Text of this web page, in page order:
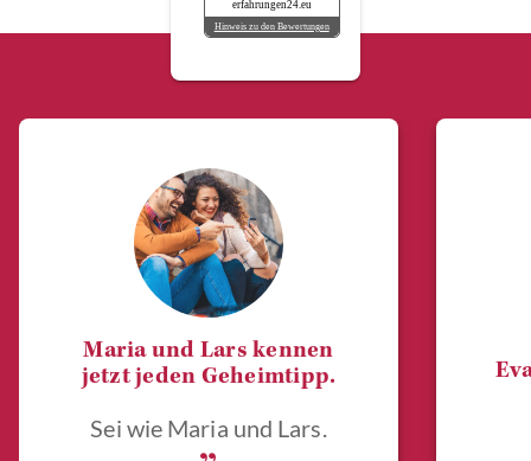
erfahrungen24.eu
Hinweis zu den Bewertungen
Maria und Lars kennen
jetzt jeden Geheimtipp.
Sei wie Maria und Lars.
„